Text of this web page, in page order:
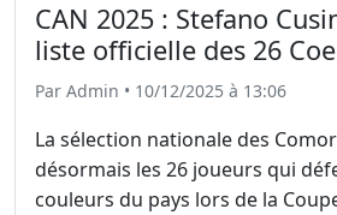
CAN 2025 : Stefano
liste officielle des 26
Par Admin • 10/12/2025 à 13:06
La sélection nationale des
désormais les 26 joueurs qui
couleurs du pays lors de la